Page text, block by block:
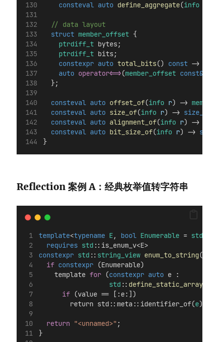
consteval auto define_aggregate(info
  // data layout
struct member_offset {
ptrdiff_t bytes;
ptrdiff_t bits;
constexpr auto total_bits() const ->
auto operator<=>(member_offset const&
  };
consteval auto offset_of(info r) ->
consteval auto size_of(info r) -> size_t
consteval auto alignment_of(info r) ->
consteval auto bit_size_of(info r) ->
}
Reflection 案例 A：经典枚举值转字符串
template<typename E, bool Enumerable = std
requires std ::is_enum_v<E>
constexpr std :: string_view enum_to_string(
if constexpr (Enumerable)
    template
for (constexpr auto e :
std :: define_static_array
if (value == [:e:])
        return std::meta::identifier_of(
e);
return "<unnamed>" ;
}